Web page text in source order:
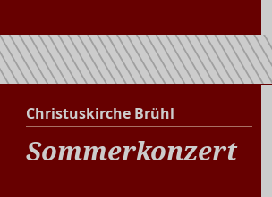
Christuskirche Brühl
Sommerkonzert